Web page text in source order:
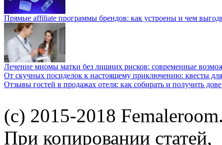
Прямые affiliate программы брендов: как устроены и чем
Лечение миомы матки без лишних рисков: современные
От скучных посиделок к настоящему приключению: квесты
Отзывы гостей в продажах отеля: как собирать и получить
(c) 2015-2018
При копировании статей,